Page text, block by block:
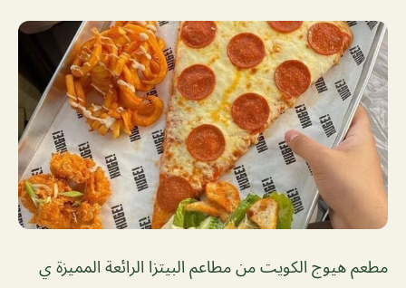
مطعم هيوج الكويت من مطاعم البيتزا الرائعة المميزة ي